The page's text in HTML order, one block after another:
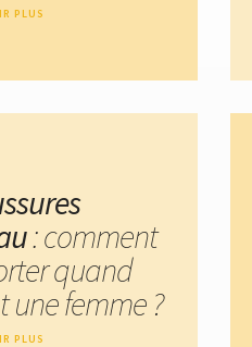
PLUS
: comment
quand
une femme ?
PLUS